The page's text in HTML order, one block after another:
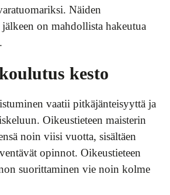
Näiden
on mahdollista hakeutua
kesto
vaatii pitkäjänteisyyttä ja
Oikeustieteen maisterin
noin viisi vuotta, sisältäen
opinnot. Oikeustieteen
suorittaminen vie noin kolme